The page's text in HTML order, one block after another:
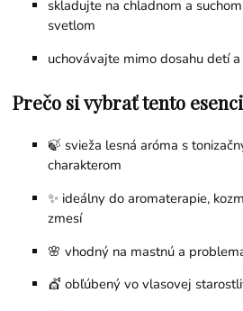
skladujte na chladnom a
svetlom
uchovávajte mimo dosahu detí
Prečo si vybrať tento
🍃 svieža lesná aróma s
charakterom
✨ ideálny do aromaterapie,
zmesí
🌸 vhodný na mastnú a
💇 obľúbený vo vlasovej